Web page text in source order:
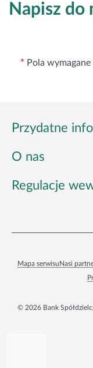
Pomoc i kontakt
Napisz do
Pola wymagane
Przydatne
O nas
Regulacje
Mapa serwisuNasi
© 2026 Bank